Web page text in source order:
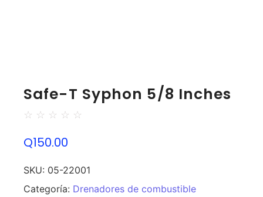
Safe-T Syphon 5/8 Inches
☆ ☆ ☆ ☆ ☆
Q150.00
SKU: 05-22001
Categoría: Drenadores de combustible